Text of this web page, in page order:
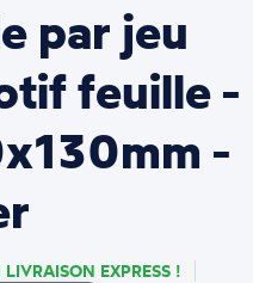
par jeu
feuille -
-
EXPRESS !